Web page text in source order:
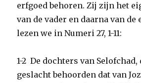
erfgoed behoren. Zij zijn het
van de vader en daarna van de
lezen we in Numeri 27, 1-11:
1-2 De dochters van Selofchad,
geslacht behoorden dat van